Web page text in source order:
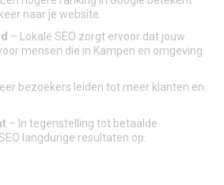
naar je website.
– Lokale SEO zorgt ervoor dat jouw
mensen die in Kampen en omgeving
bezoekers leiden tot meer klanten en
– In tegenstelling tot betaalde
langdurige resultaten op.